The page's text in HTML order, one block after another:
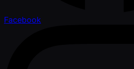
Facebook